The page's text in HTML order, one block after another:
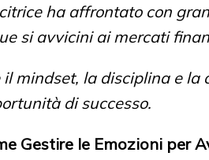
ha affrontato con
si avvicini ai mercati
mindset, la disciplina e la
di successo.
Gestire le Emozioni per